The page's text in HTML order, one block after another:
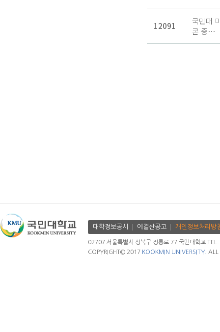
12091
국민대
콘 증…
대학정보공시 에결산공고 개인정보처리방
02707 서울특별시 성북구 정릉로 77 국민대학교
COPYRIGHT© 2017 KOOKMIN UNIVERSITY. ALL